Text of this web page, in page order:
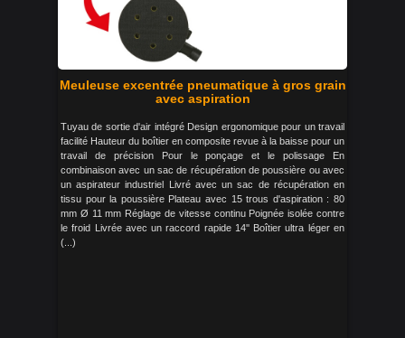
Meuleuse excentrée pneumatique à gros grain
avec aspiration
Tuyau de sortie d'air intégré Design ergonomique pour un travail
facilité Hauteur du boîtier en composite revue à la baisse pour un
travail de précision Pour le ponçage et le polissage En
combinaison avec un sac de récupération de poussière ou avec
un aspirateur industriel Livré avec un sac de récupération en
tissu pour la poussière Plateau avec 15 trous d'aspiration : 80
mm Ø 11 mm Réglage de vitesse continu Poignée isolée contre
le froid Livrée avec un raccord rapide 14'' Boîtier ultra léger en
(...)